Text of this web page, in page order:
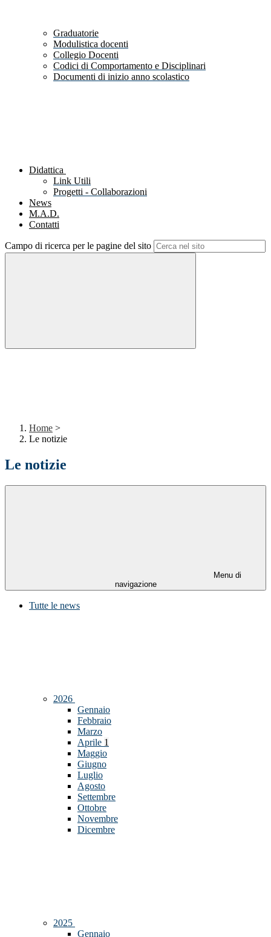
Graduatorie
Modulistica docenti
Collegio Docenti
Codici di Comportamento e Disciplinari
Documenti di inizio anno scolastico
Didattica
Link Utili
Progetti - Collaborazioni
News
M.A.D.
Contatti
Campo di ricerca per le pagine del sito
Home >
Le notizie
Le notizie
Menu di
navigazione
Tutte le news
2026
Gennaio
Febbraio
Marzo
Aprile 1
Maggio
Giugno
Luglio
Agosto
Settembre
Ottobre
Novembre
Dicembre
2025
Gennaio